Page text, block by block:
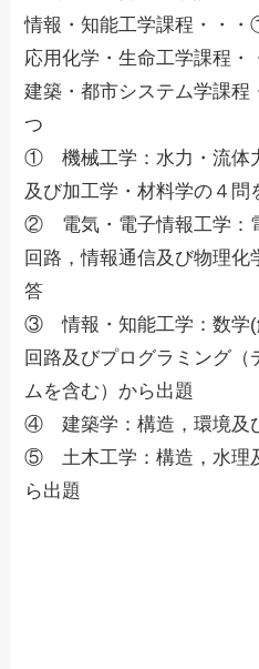
情報・知能工学課程・・
応用化学・生命工学課程・
建築・都市システム学課
つ
① 機械工学：水力・流体
及び加工学・材料学の４問
② 電気・電子情報工学：
回路，情報通信及び物理
答
③ 情報・知能工学：数学(
回路及びプログラミング
ムを含む）から出題
④ 建築学：構造，環境及
⑤ 土木工学：構造，水理
ら出題